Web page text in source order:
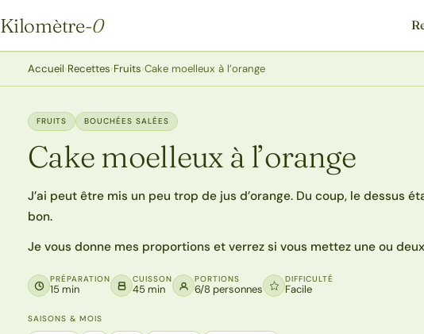
Kilomètre-0
Kilomètre-0
Accueil›Recettes›Fruits›Cake moelleux à l’orange
FRUITS BOUCHÉES SALÉES
Cake moelleux à l’orange
J’ai peut être mis un peu trop de jus d’orange. Du coup, le dessus
bon.
Je vous donne mes proportions et verrez si vous mettez une ou
PRÉPARATION
15 min
CUISSON
45 min
PORTIONS
6/8 personnes
DIFFICULTÉ
Facile
SAISONS & MOIS